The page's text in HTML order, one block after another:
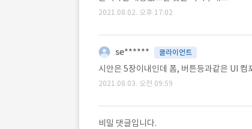
2021.08.02. 오후 17:02
se****** 클라이언트
시안은 5장이내인데 폼, 버튼등과같은 UI 컴
2021.08.03. 오전 09:59
비밀 댓글입니다.